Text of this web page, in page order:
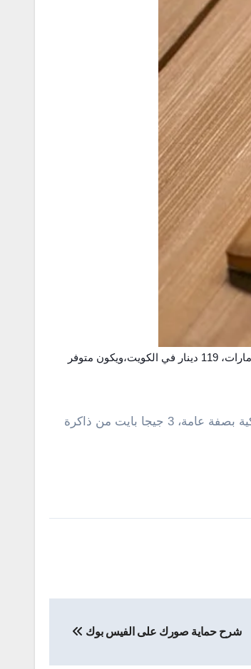
1,179 ريال سعودي في السعودية و 1,149 درهم في الإمارات، 119 دينار في الكويت،ويكون متوفر
جيجا هيرتز والذى يعتبر من أسرع المعالجات المتوفرة للهواتف الذكية بصفة عامة، 3 جيجا بايت من ذاكرة
شرح حماية صورك على الفيس بوك